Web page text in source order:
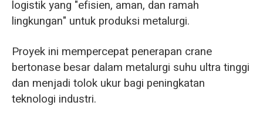
logistik yang "efisien, aman, dan ramah
lingkungan" untuk produksi metalurgi.
Proyek ini mempercepat penerapan crane
bertonase besar dalam metalurgi suhu ultra tinggi
dan menjadi tolok ukur bagi peningkatan
teknologi industri.